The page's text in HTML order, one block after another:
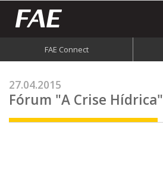
FAE Connect
27.04.2015
Fórum "A Crise Hídrica"